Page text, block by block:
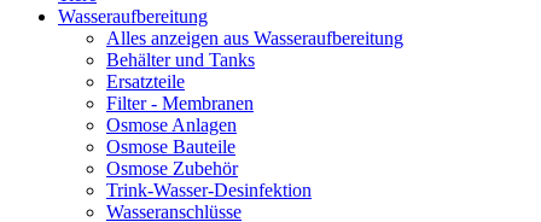
Wasseraufbereitung
Alles anzeigen aus Wasseraufbereitung
Behälter und Tanks
Ersatzteile
Filter - Membranen
Osmose Anlagen
Osmose Bauteile
Osmose Zubehör
Trink-Wasser-Desinfektion
Wasseranschlüsse